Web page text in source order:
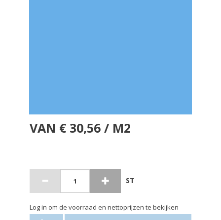
VAN € 30,56 / M2
ST
Log in om de voorraad en nettoprijzen te bekijken